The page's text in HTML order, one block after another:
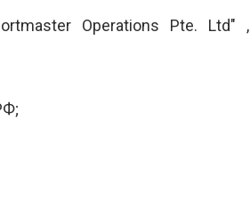
Operations Pte. Ltd" ,